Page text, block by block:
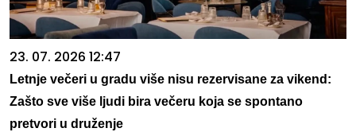
23. 07. 2026 12:47
Letnje večeri u gradu više nisu rezervisane za vikend:
Zašto sve više ljudi bira večeru koja se spontano
pretvori u druženje